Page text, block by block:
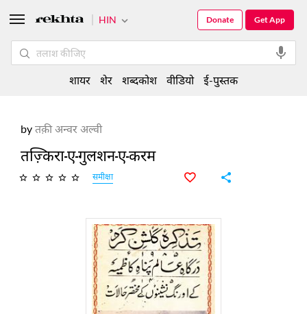
byतक़ी अन्वर अल्वी
तज़्किरा-ए-गुलशन-ए-करम
समीक्षा
HIN Get App
Donate
शायर शेर शब्दकोश वीडियो ई-पुस्तक